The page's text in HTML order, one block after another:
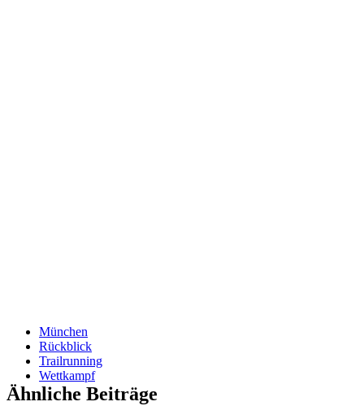
München
Rückblick
Trailrunning
Wettkampf
Ähnliche Beiträge